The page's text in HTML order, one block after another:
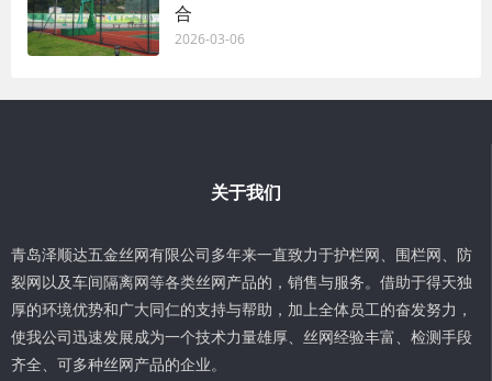
合
2026-03-06
关于我们
青岛泽顺达五金丝网有限公司多年来一直致力于护栏网、围栏网、防
裂网以及车间隔离网等各类丝网产品的，销售与服务。借助于得天独
厚的环境优势和广大同仁的支持与帮助，加上全体员工的奋发努力，
使我公司迅速发展成为一个技术力量雄厚、丝网经验丰富、检测手段
齐全、可多种丝网产品的企业。